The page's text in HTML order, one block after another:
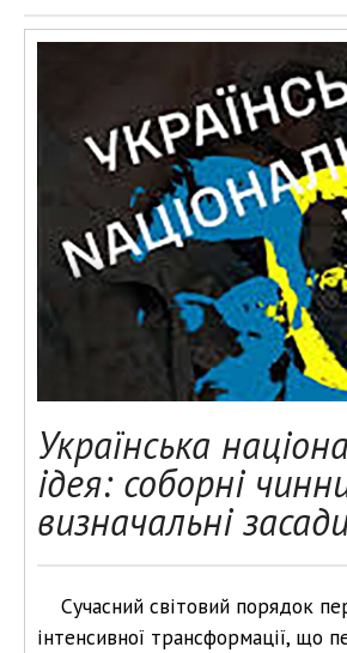
Українська
ідея: соборні
визначальні
Cучасний світовий порядок
інтенсивної трансформації, що